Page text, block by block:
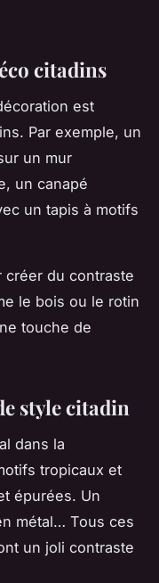
citadins
est
Par exemple, un
un mur
un canapé
un tapis à motifs
créer du contraste
le bois ou le rotin
touche de
style citadin
dans la
tropicaux et
épurées. Un
métal… Tous ces
un joli contraste